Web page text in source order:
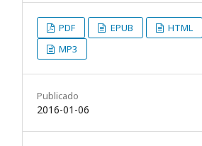
PDF EPUB
HTML
MP3
Publicado
2016-01-06